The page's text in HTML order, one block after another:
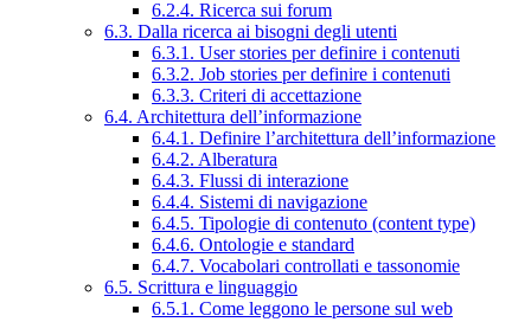
6.2.4. Ricerca sui forum
6.3. Dalla ricerca ai bisogni degli utenti
6.3.1. User stories per definire i contenuti
6.3.2. Job stories per definire i contenuti
6.3.3. Criteri di accettazione
6.4. Architettura dell’informazione
6.4.1. Definire l’architettura dell’informazione
6.4.2. Alberatura
6.4.3. Flussi di interazione
6.4.4. Sistemi di navigazione
6.4.5. Tipologie di contenuto (content type)
6.4.6. Ontologie e standard
6.4.7. Vocabolari controllati e tassonomie
6.5. Scrittura e linguaggio
6.5.1. Come leggono le persone sul web